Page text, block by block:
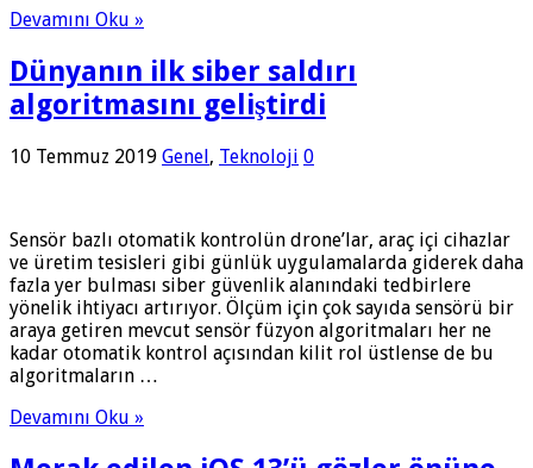
Devamını Oku »
Dünyanın ilk siber saldırı
algoritmasını geliştirdi
10 Temmuz 2019 Genel, Teknoloji 0
Sensör bazlı otomatik kontrolün drone’lar, araç içi cihazlar
ve üretim tesisleri gibi günlük uygulamalarda giderek daha
fazla yer bulması siber güvenlik alanındaki tedbirlere
yönelik ihtiyacı artırıyor. Ölçüm için çok sayıda sensörü bir
araya getiren mevcut sensör füzyon algoritmaları her ne
kadar otomatik kontrol açısından kilit rol üstlense de bu
algoritmaların …
Devamını Oku »